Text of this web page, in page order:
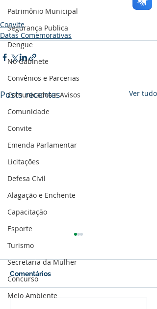
Patrimônio Municipal
Segurança Publica
Dengue
No Gabinete
Convênios e Parcerias
Comunicados e Avisos
Comunidade
Convite
Emenda Parlamentar
Licitações
Defesa Civil
Alagação e Enchente
Capacitação
Esporte
Turismo
Secretaria da Mulher
Concurso
Meio Ambiente
Convite
Datas Comemorativas
Posts recentes Ver tudo
Comentários